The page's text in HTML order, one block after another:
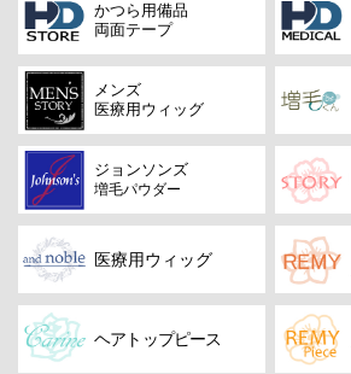
かつら用備品
両面テープ
メンズ
医療用ウィッグ
ジョンソンズ
増毛パウダー
医療用ウィッグ
ヘアトップピース